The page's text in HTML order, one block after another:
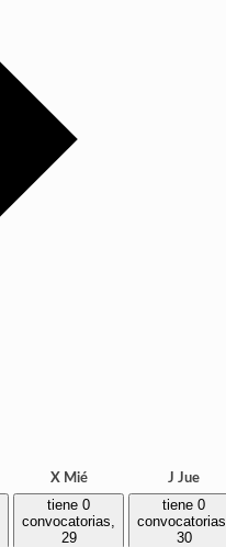
X Mié J Jue
tiene 0
convocatorias,
29
tiene 0
30